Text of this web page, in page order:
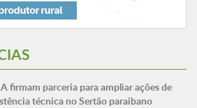
firmam parceria para ampliar ações de
técnica no Sertão paraibano